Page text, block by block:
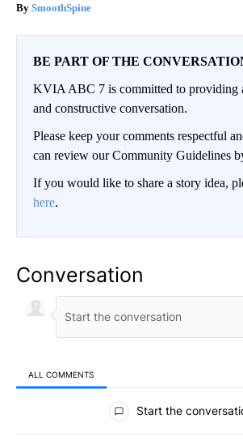
SmoothSpine
BE PART OF THE
KVIA ABC 7 is committed to providing
and constructive conversation.
Please keep your comments respectful
can review our Community Guidelines
If you would like to share a story idea,
here.
Conversation
ALL COMMENTS
All Comments
Start the